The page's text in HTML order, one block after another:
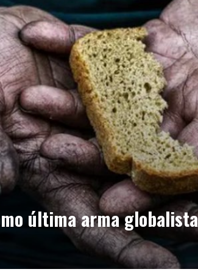
última arma globalista